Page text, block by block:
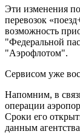
Эти изменения
перевозок
возможность
"Федеральной
"Аэрофлотом".
Сервисом уже
Напомним, в
операции
Сроки его
данным